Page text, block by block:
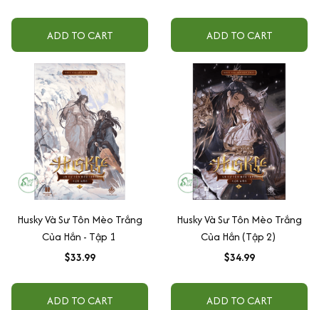
ADD TO CART ADD TO CART
Husky Và Sư Tôn Mèo Trắng
Của Hắn - Tập 1
$33.99
ADD TO CART
Husky Và Sư Tôn Mèo Trắng
Của Hắn (Tập 2)
$34.99
ADD TO CART